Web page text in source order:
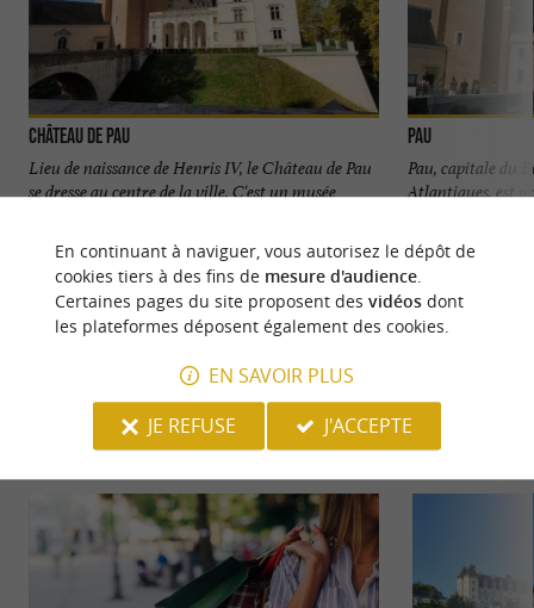
Château de Pau
Lieu de naissance de Henris IV, le Château de Pau
se dresse au centre de la ville. C'est un musée
381 m - Pau
Pau
Pau, capitale du
Atlantiques, est
656 m -
NOUS AVONS TESTÉPOUR VOUS
En continuant à naviguer, vous autorisez le dépôt de
cookies tiers à des fins de mesure d'audience.
Certaines pages du site proposent des vidéosdont
les plateformes déposent également des cookies.
EN SAVOIR PLUS
JE REFUSE
J'ACCEPTE